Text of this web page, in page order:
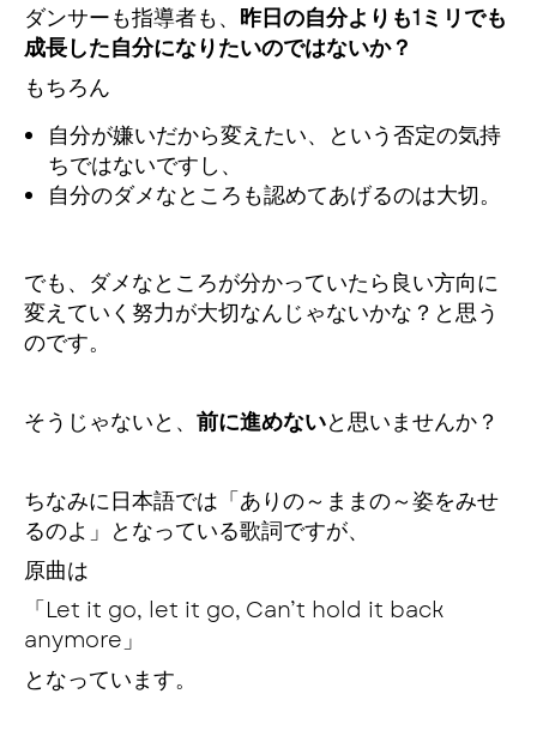
ダンサーも指導者も、 昨日の自分よりも1ミリでも
成長した自分になりたいのではないか？
もちろん
自分が嫌いだから変えたい、という否定の気持
ちではないですし、
自分のダメなところも認めてあげるのは大切。
でも、ダメなところが分かっていたら良い方向に
変えていく努力が大切なんじゃないかな？と思う
のです。
そうじゃないと、 前に進めないと思いませんか？
ちなみに日本語では「ありの～ままの～姿をみせ
るのよ」となっている歌詞ですが、
原曲は
「Let it go, let it go, Can’t hold it back
anymore」
となっています。